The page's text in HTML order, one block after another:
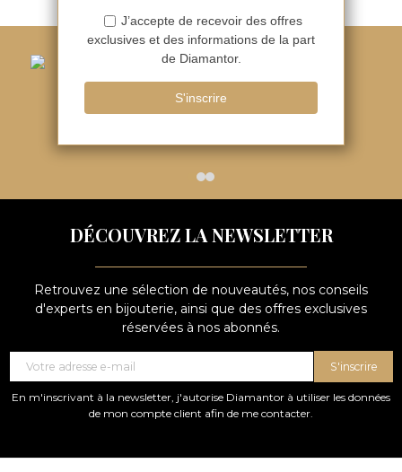
DÉCOUVREZ LA NEWSLETTER
Retrouvez une sélection de nouveautés, nos conseils
d'experts en bijouterie, ainsi que des offres exclusives
réservées à nos abonnés.
S'inscrire
En m'inscrivant à la newsletter, j'autorise Diamantor à utiliser les données
de mon compte client afin de me contacter.